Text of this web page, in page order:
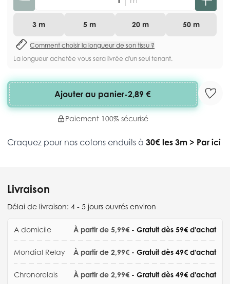
3 m 5 m 20 m 50 m
Comment choisir la longueur de son tissu ?
La longueur achetée vous sera livrée d'un seul tenant.
Ajouter au panier-2,89 €
Paiement 100% sécurisé
Craquez pour nos cotons enduits à 30€ les 3m > Par ici
Livraison
Délai de livraison: 4 - 5 jours ouvrés environ
A domicile À partir de 5,99€ - Gratuit dès 59€ d'achat
Mondial Relay À partir de 2,99€ - Gratuit dès 49€ d'achat
Chronorelais À partir de 2,99€ - Gratuit dès 49€ d'achat